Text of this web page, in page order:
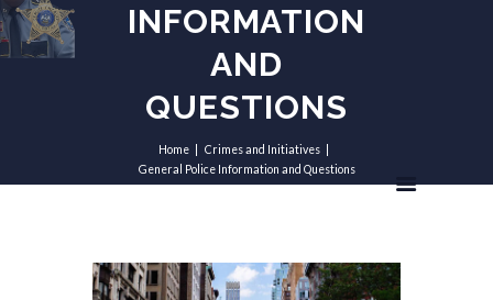
INFORMATION
AND
QUESTIONS
Home
Crimes and Initiatives
General Police Information and Questions